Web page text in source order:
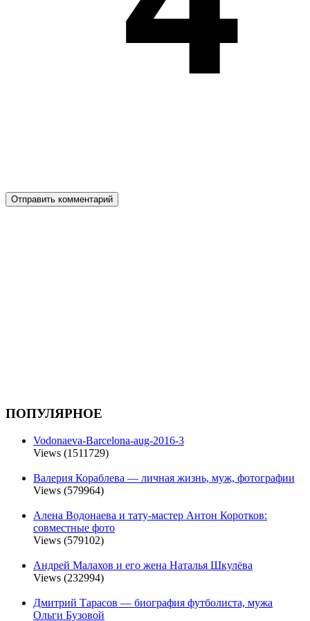
ПОПУЛЯРНОЕ
Vodonaeva-Barcelona-aug-2016-3
Views (1511729)
Валерия Кораблева — личная жизнь, муж, фотографии
Views (579964)
Алена Водонаева и тату-мастер Антон Коротков:
совместные фото
Views (579102)
Андрей Малахов и его жена Наталья Шкулёва
Views (232994)
Дмитрий Тарасов — биография футболиста, мужа
Ольги Бузовой